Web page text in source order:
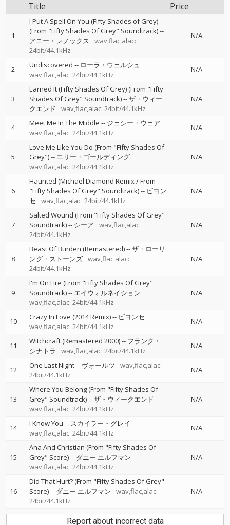
Title Price
1
I Put A Spell On You (Fifty Shades of Grey)
(From "Fifty Shades Of Grey" Soundtrack)--
アニー・レノックス
wav,flac,alac:
24bit/44.1kHz
N/A
2 Undiscovered -- ローラ・ウェルシュ
wav,flac,alac: 24bit/44.1kHz
N/A
3
Earned It (Fifty Shades Of Grey) (From "Fifty
Shades Of Grey" Soundtrack)--ザ・ウィー
クエンド
wav,flac,alac: 24bit/44.1kHz
N/A
4 Meet Me In The Middle -- ジェシー・ウェア
wav,flac,alac: 24bit/44.1kHz
N/A
5
Love Me Like You Do (From "Fifty Shades Of
Grey")-- エリー・ゴールディング
wav,flac,alac: 24bit/44.1kHz
N/A
6
Haunted (Michael Diamond Remix / From
"Fifty Shades Of Grey" Soundtrack)-- ビヨン
セ
wav,flac,alac: 24bit/44.1kHz
N/A
7
Salted Wound (From "Fifty Shades Of Grey"
Soundtrack)-- シーア
wav,flac,alac:
24bit/44.1kHz
N/A
8
Beast Of Burden (Remastered)--ザ・ローリ
ング・ストーンズ wav,flac,alac:
24bit/44.1kHz
N/A
9
I'm On Fire (From "Fifty Shades Of Grey"
Soundtrack)-- エイウォルネイション
wav,flac,alac: 24bit/44.1kHz
N/A
10 Crazy In Love (2014 Remix)-- ビヨンセ
wav,flac,alac: 24bit/44.1kHz
N/A
11 Witchcraft (Remastered 2000)-- フランク・
シナトラ
wav,flac,alac: 24bit/44.1kHz
N/A
12 One Last Night-- ヴォールツ
wav,flac,alac:
24bit/44.1kHz
N/A
13
Where You Belong (From "Fifty Shades Of
Grey" Soundtrack)--ザ・ウィークエンド
wav,flac,alac: 24bit/44.1kHz
N/A
14 I Know You -- スカイラー・グレイ
wav,flac,alac: 24bit/44.1kHz
N/A
15
Ana And Christian (From "Fifty Shades Of
Grey" Score)-- ダニー エルフマン
wav,flac,alac: 24bit/44.1kHz
N/A
16
Did That Hurt? (From "Fifty Shades Of Grey"
Score)-- ダニー エルフマン
wav,flac,alac:
24bit/44.1kHz
N/A
Report about incorrect data